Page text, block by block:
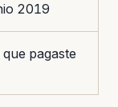
2019
pagaste